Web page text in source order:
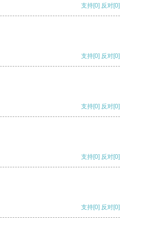
支持[0] 反对[0]
支持[0] 反对[0]
支持[0] 反对[0]
支持[0] 反对[0]
支持[0] 反对[0]